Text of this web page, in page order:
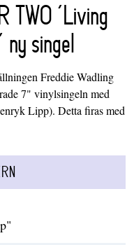
TWO ‘Living
singel
Freddie Wadling
7" vinylsingeln med
Lipp). Detta firas med